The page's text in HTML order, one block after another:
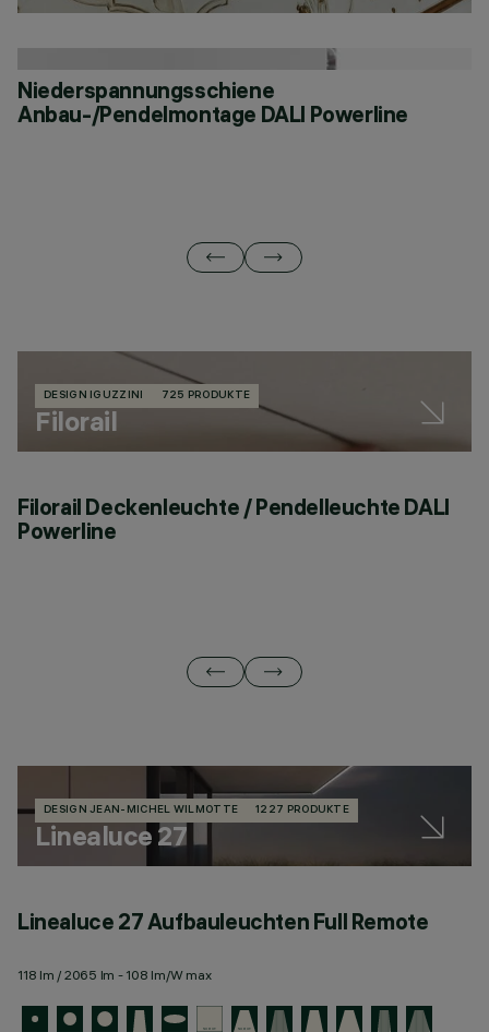
Niederspannungsschiene
Anbau-/Pendelmontage DALI Powerline
DESIGN IGUZZINI 725 PRODUKTE
Filorail
Filorail Deckenleuchte / Pendelleuchte DALI
Powerline
DESIGN JEAN-MICHEL WILMOTTE 1227 PRODUKTE
Linealuce 27
Linealuce 27 Aufbauleuchten Full Remote
118 lm / 2065 lm - 108 lm/W max